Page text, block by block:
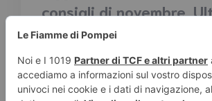
consigli di novembre.
parte
Tempo stimato di lettura:< 1
Antico Egitto: i romanzi da leggere
assolutamente! I nostri consigli di